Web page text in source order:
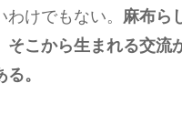
けでもない。 麻布ら
そこから生まれる交流
。